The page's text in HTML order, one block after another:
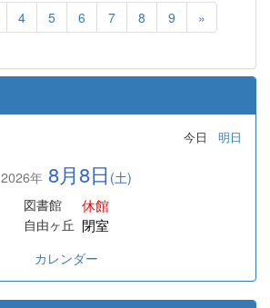
4 5 6 7 8 9 »
今日 明日
2026年 8月8日 (土)
図書館
休館
自由ヶ丘 閉室
カレンダー